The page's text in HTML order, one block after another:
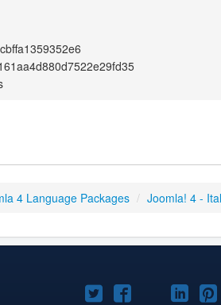
4 Language Packages / Joomla! 4 -
Joomla!Joomla!Joomla!